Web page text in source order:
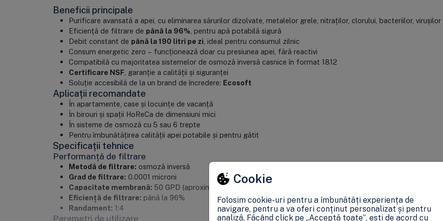
Beneficii principale
Purificare avansată a apei, cu eliminarea sărurilor dizolvate, metalelor grele, nitraților, clorului, bacteriilor,
Eficiență de filtrare de până la 96% , pentru apă potabilă sigură
Debit constant de până la 190 litri pe zi , ideal pentru consumul zilnic
Consum energetic zero – funcționează doar cu presiunea apei, fără reactivi
Compatibilă cu majoritatea sistemelor de osmoză inversă casnice în format 1812
Certificare NSF , garanție a calității și siguranței
Soluție accesibilă de la un brand de încredere: Ecosoft
Aplicații recomandate
În apartamente, case și locuințe de vacanță
În birouri și spații HoReCa de dimensiuni mici
În sisteme de osmoză cu 5 sau 6 trepte
Pentru îmbunătățirea calității apei potabile și pentru gătit
Specificații tehnice
Performanță de filtrare
Metodă de filtrare: osmoză inversă
Grad de filtrare: 0.0001 microni
Capacitate membrană: 50 GPD (aproximativ 190 litri/zi)
Eficiență de filtrare: până la 96%
Randament: 1:4
Parametri de utilizare
Cookie
Folosim cookie-uri pentru a îmbunătăți experiența de
navigare, pentru a va oferi conținut personalizat și pentru
analiză. Făcând click pe „Acceptă toate”, ești de acord cu